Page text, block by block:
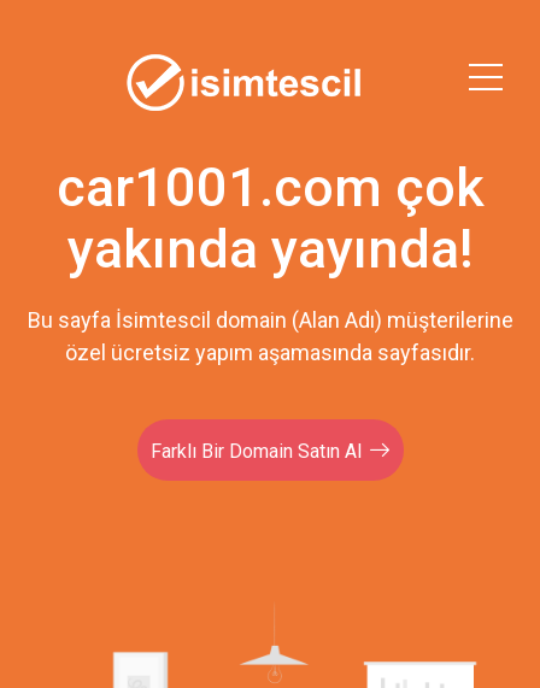
car1001.com çok
yakında yayında!
Bu sayfa İsimtescil domain (Alan Adı) müşterilerine
özel ücretsiz yapım aşamasında sayfasıdır.
Farklı Bir Domain Satın Al